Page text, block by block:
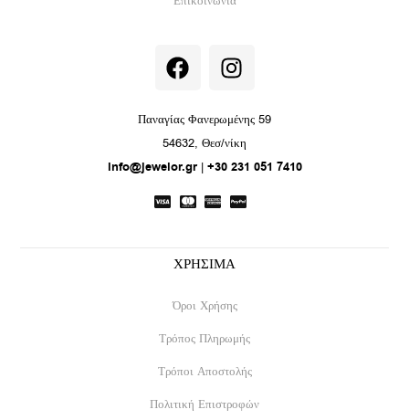
F
a
e
b
o
o
k
I
n
t
a
g
r
a
Παναγίας Φανερωμένης 59
54632, Θεσ/νίκη
info@jewelor.gr| +30 231 051 7410
ΧΡΗΣΙΜΑ
Όροι Χρήσης
Τρόπος Πληρωμής
Τρόποι Αποστολής
Πολιτική Επιστροφών